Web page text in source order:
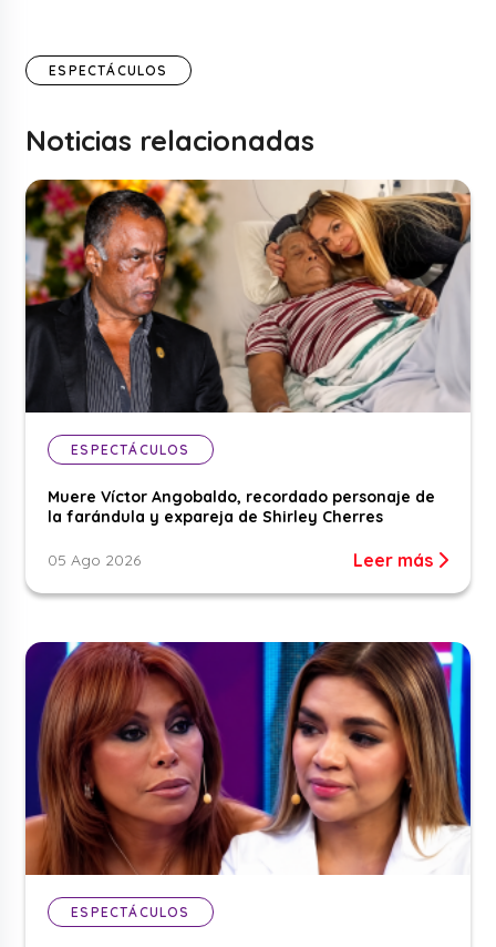
ESPECTÁCULOS
Noticias relacionadas
ESPECTÁCULOS
Muere Víctor Angobaldo, recordado personaje de
la farándula y expareja de Shirley Cherres
05 Ago 2026 Leer más
ESPECTÁCULOS